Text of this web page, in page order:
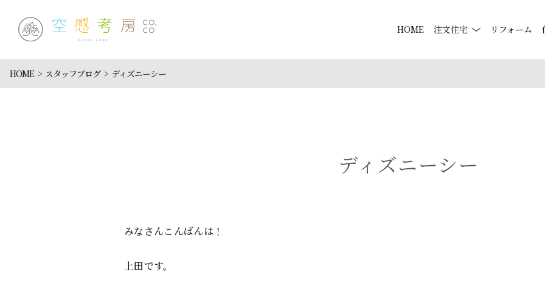
HOME 注文住宅 リフォーム
HOME スタッフブログ ディズニーシー
ディズニーシー
みなさんこんばんは！
上田です。